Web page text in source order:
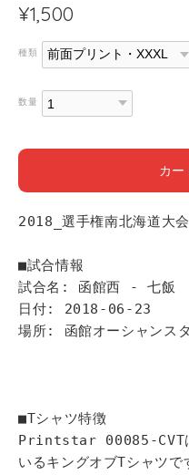
¥1,500
種類
数量
カー
2018_選手権南北海道大
■試合情報
試合名: 函館西 - 七飯
日付: 2018-06-23
場所: 函館オーシャンス
■Tシャツ特徴
Printstar 00085-CVTは
いるキングオブTシャツで